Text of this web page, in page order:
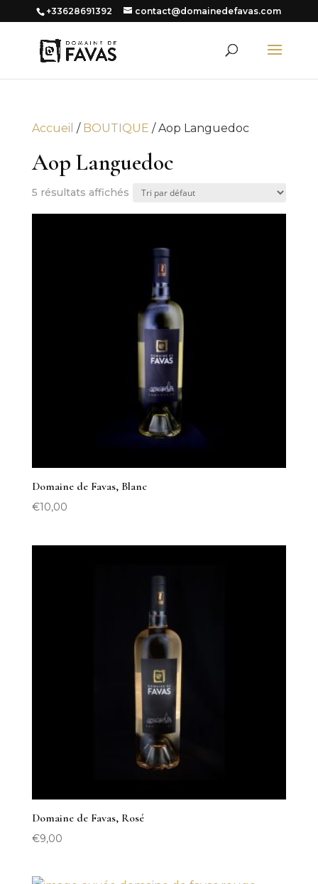
+33628691392 contact@domainedefavas.com
Accueil / BOUTIQUE / Aop Languedoc
Aop Languedoc
5 résultats affichés
Domaine de Favas, Blanc
€10,00
Domaine de Favas, Rosé
€9,00